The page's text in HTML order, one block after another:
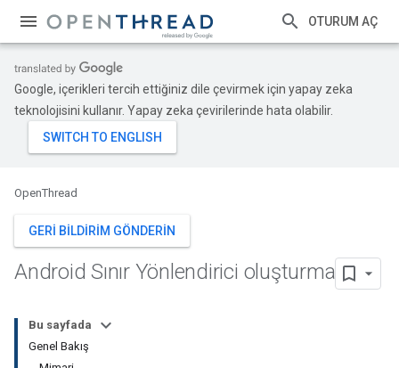
OTURUM AÇ
Google, içerikleri tercih ettiğiniz dile çevirmek için yapay zeka
teknolojisini kullanır. Yapay zeka çevirilerinde hata olabilir.
OpenThread
GERI BILDIRIM GÖNDERIN
Android Sınır Yönlendirici oluşturma
Bu sayfada
Genel Bakış